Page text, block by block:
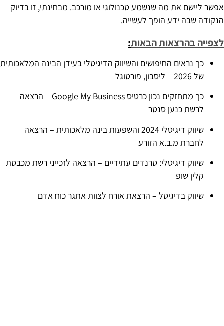
אפשר ליישם את מה שנשמע טכנולוגי או מורכב. מבחינתי, זו בדיוק
הנקודה שבה ידע הופך לעשייה.
לצפייה בהרצאות הבאות:
כך נראים החיפושים והשיווק הדיגיטלי בעידן הבינה המלאכותית
של 2026 – ליסבון, פורטוגל
כך מתחזקים נכון כרטיס Google My Business – הרצאה
לרשת כנען סנטר
שיווק דיגיטלי 2024 והשפעות בינה מלאכותית – הרצאה
לחברת מ.ב.א הזורע
שיווק דיגיטלי: טרנדים עתידיים – הרצאה לזכייני רשת מכבסת
קלין שופ
שיווק בדיגיטל – הרצאת אורח לצוות אתגר כוח אדם